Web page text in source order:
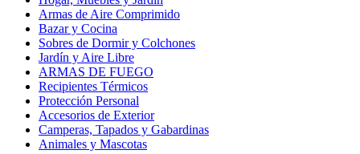
Armas de Aire Comprimido
Bazar y Cocina
Sobres de Dormir y Colchones
Jardín y Aire Libre
ARMAS DE FUEGO
Recipientes Térmicos
Protección Personal
Accesorios de Exterior
Camperas, Tapados y Gabardinas
Animales y Mascotas